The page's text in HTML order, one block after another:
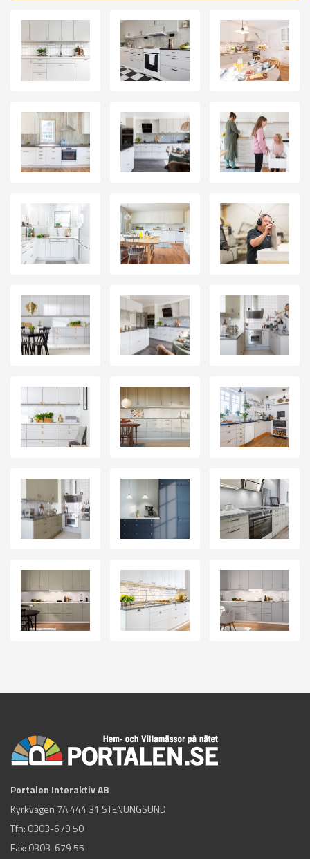
Portalen Interaktiv AB
Kyrkvägen 7A 444 31 STENUNGSUND
Tfn: 0303-679 50
Fax: 0303-679 55